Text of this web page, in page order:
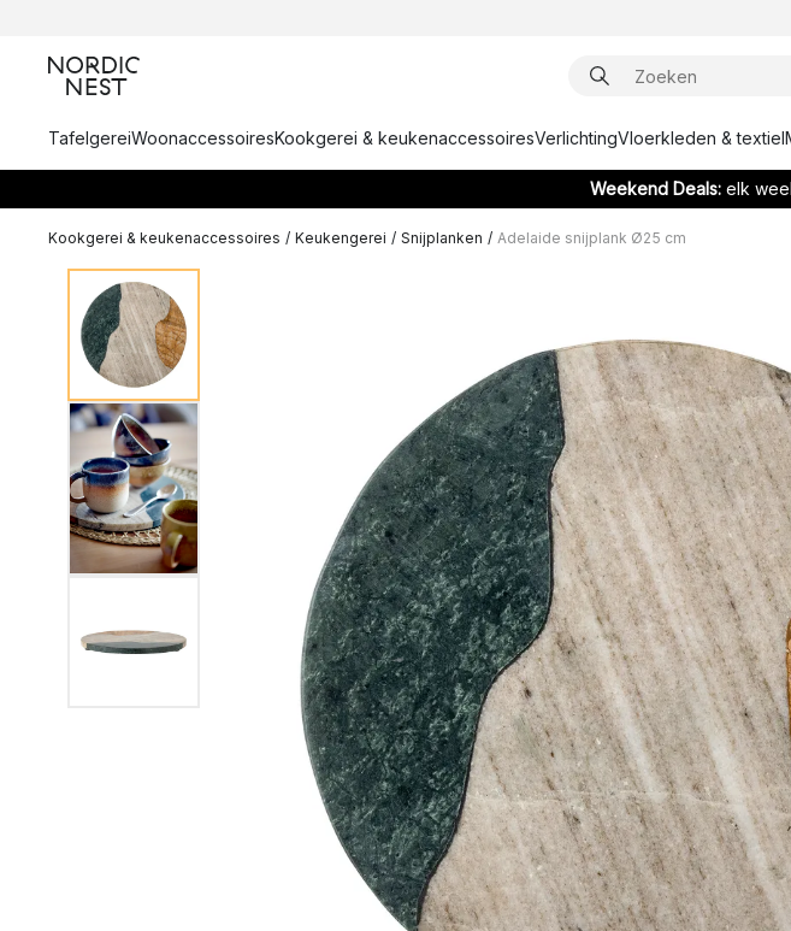
TafelgereiWoonaccessoiresKookgerei & keukenaccessoiresVerlichtingVloerkleden & textiel
Weekend Deals: elk
Kookgerei & keukenaccessoires / Keukengerei / Snijplanken / Adelaide snijplank Ø25 cm